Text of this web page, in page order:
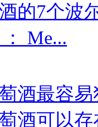
的7个波
Me...
酒最容
酒可以